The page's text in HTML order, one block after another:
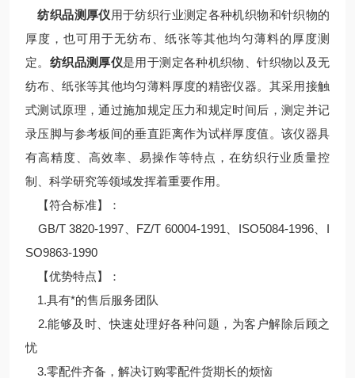
纺织品测厚仪用于纺织行业测定各种机织物和针织物的
厚度，也可用于无纺布、纸张等其他均匀薄料的厚度测
定。 纺织品测厚仪是用于测定各种机织物、针织物以及无
纺布、纸张等其他均匀薄料厚度的精密仪器。其采用接触
式测试原理，通过施加规定压力和规定时间后，测定并记
录压脚与参考板间的垂直距离作为试样厚度值。该仪器具
有高精度、高效率、易操作等特点，在纺织行业质量控
制、科学研究等领域发挥着重要作用。
【符合标准】：
GB/T 3820-1997、FZ/T 60004-1991、ISO5084-1996、I
SO9863-1990
【优势特点】：
1.具有*的售后服务团队
2.能够及时、快速处理好各种问题，为客户解除后顾之
忧
3.零配件齐备，解决订购零配件货期长的烦恼